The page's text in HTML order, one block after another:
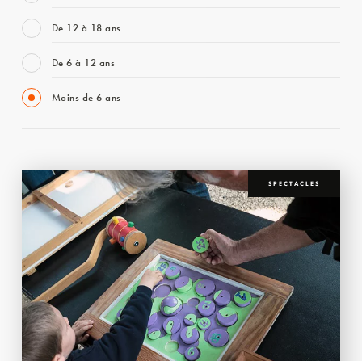
De 12 à 18 ans
De 6 à 12 ans
Moins de 6 ans
SPECTACLES